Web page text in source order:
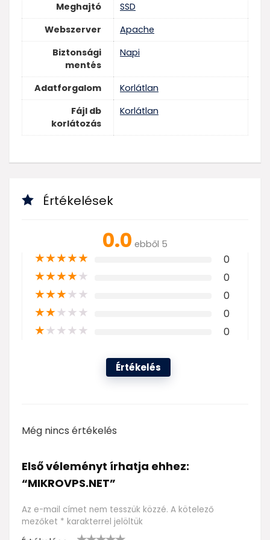
Meghajtó
SSD
Webszerver
Apache
Biztonsági
mentés
Napi
Adatforgalom
Korlátlan
Fájl db
korlátozás
Korlátlan
Értékelések
0.0 ebből 5
★★★★★ 0
★★★★★ 0
★★★★★ 0
★★★★★ 0
★★★★★ 0
Értékelés
Még nincs értékelés
Első véleményt írhatja ehhez:
“MIKROVPS.NET”
Az e-mail címet nem tesszük közzé. A kötelező
mezőket * karakterrel jelöltük